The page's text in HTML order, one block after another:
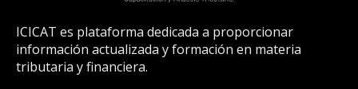
ICICAT es plataforma dedicada a proporcionar
información actualizada y formación en materia
tributaria y financiera.